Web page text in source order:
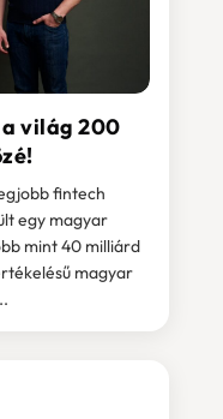
világ 200
fintech
egy magyar
mint 40 milliárd
magyar